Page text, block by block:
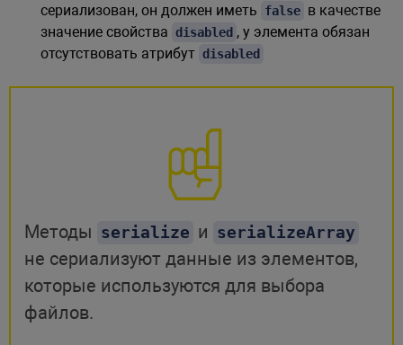
сериализован, он должен иметь
false в качестве
значение свойства disabled , у элемента обязан
отсутствовать атрибут disabled
Методы serialize и serializeArray
не сериализуют данные из элементов,
которые используются для выбора
файлов.